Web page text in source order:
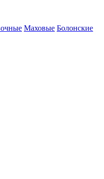
Маховые Болонские